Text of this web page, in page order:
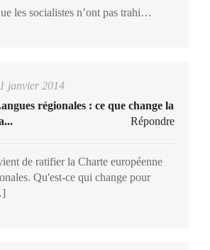
les socialistes n’ont pas trahi…
janvier 2014
régionales : ce que change la
Répondre
de ratifier la Charte européenne
Qu'est-ce qui change pour